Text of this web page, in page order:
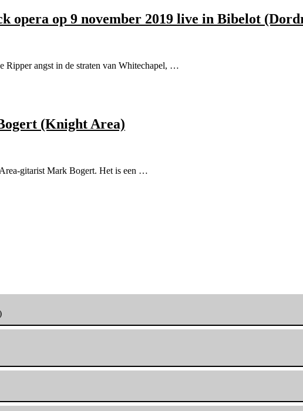
opera op 9 november 2019 live in Bibelot
Ripper angst in de straten van Whitechapel, …
(Knight Area)
gitarist Mark Bogert. Het is een …